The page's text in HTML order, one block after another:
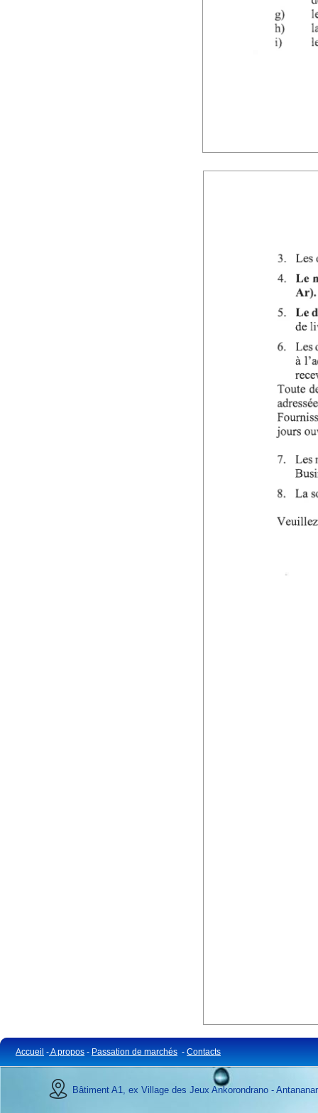
Bâtiment A1, ex Village des Jeux Ankorondrano -
Accueil -A propos - Passation de marchés - Contacts